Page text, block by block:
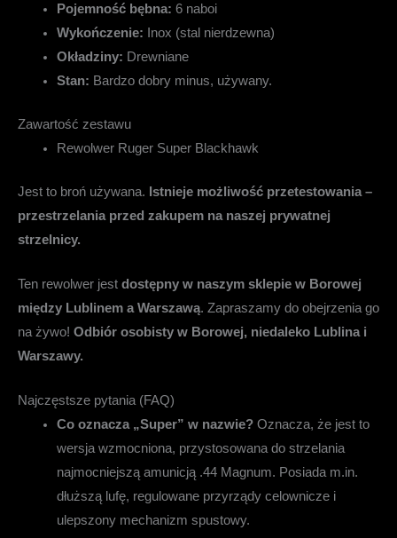
Pojemność bębna: 6 naboi
Wykończenie: Inox (stal nierdzewna)
Okładziny: Drewniane
Stan: Bardzo dobry minus, używany.
Zawartość zestawu
Rewolwer Ruger Super Blackhawk
Jest to broń używana. Istnieje możliwość przetestowania –
przestrzelania przed zakupem na naszej prywatnej
strzelnicy.
Ten rewolwer jest dostępny w naszym sklepie w Borowej
między Lublinem a Warszawą. Zapraszamy do obejrzenia go
na żywo! Odbiór osobisty w Borowej, niedaleko Lublina i
Warszawy.
Najczęstsze pytania (FAQ)
Co oznacza „Super” w nazwie?Oznacza, że jest to
wersja wzmocniona, przystosowana do strzelania
najmocniejszą amunicją .44 Magnum. Posiada m.in.
dłuższą lufę, regulowane przyrządy celownicze i
ulepszony mechanizm spustowy.